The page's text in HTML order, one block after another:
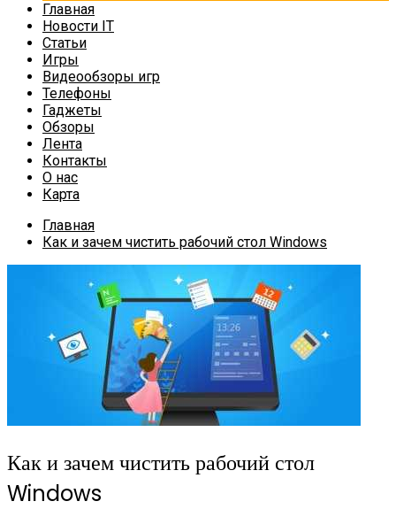
Главная
Новости IT
Статьи
Игры
Видеообзоры игр
Телефоны
Гаджеты
Обзоры
Лента
Контакты
О нас
Карта
Главная
Как и зачем чистить рабочий стол Windows
Как и зачем чистить рабочий стол
Windows